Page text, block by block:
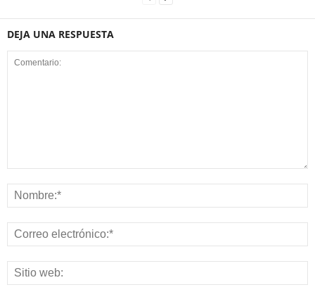
DEJA UNA RESPUESTA